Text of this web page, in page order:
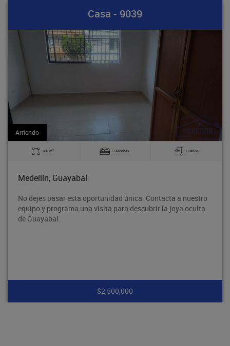
1 Baños
a nuestro
la joya oculta
Arriendo
140 m 0 Alcobas
Bodega en tercer piso, ubicado en el
Rodeo entre la avenida 80 y la avenida